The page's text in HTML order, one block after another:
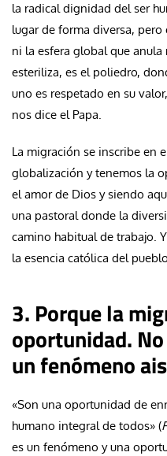
la radical dignidad del ser
lugar de forma diversa, pero
ni la esfera global que
esteriliza, es el poliedro,
uno es respetado en su
nos dice el Papa.
La migración se inscribe en
globalización y tenemos la
el amor de Dios y siendo
una pastoral donde la
camino habitual de trabajo.
la esencia católica del
3. Porque la
oportunidad.
un fenómeno
«Son una oportunidad de
humano integral de todos» (
es un fenómeno y una